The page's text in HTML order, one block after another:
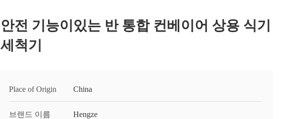
안전 기능이있는 반 통합 컨베이어 상용 식기
세척기
Place of Origin China
브랜드 이름 Hengze